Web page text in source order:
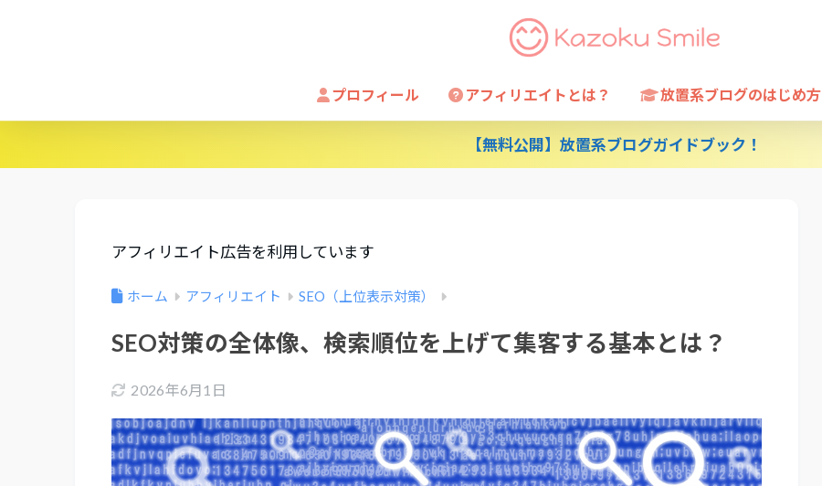
プロフィール アフィリエイトとは？ 放置系ブログのはじめ方
【無料公開】放置系ブログガイドブック！
アフィリエイト広告を利用しています
ホーム アフィリエイト SEO（上位表示対策）
SEO対策の全体像、検索順位を上げて集客する基本とは？
2026年6月1日